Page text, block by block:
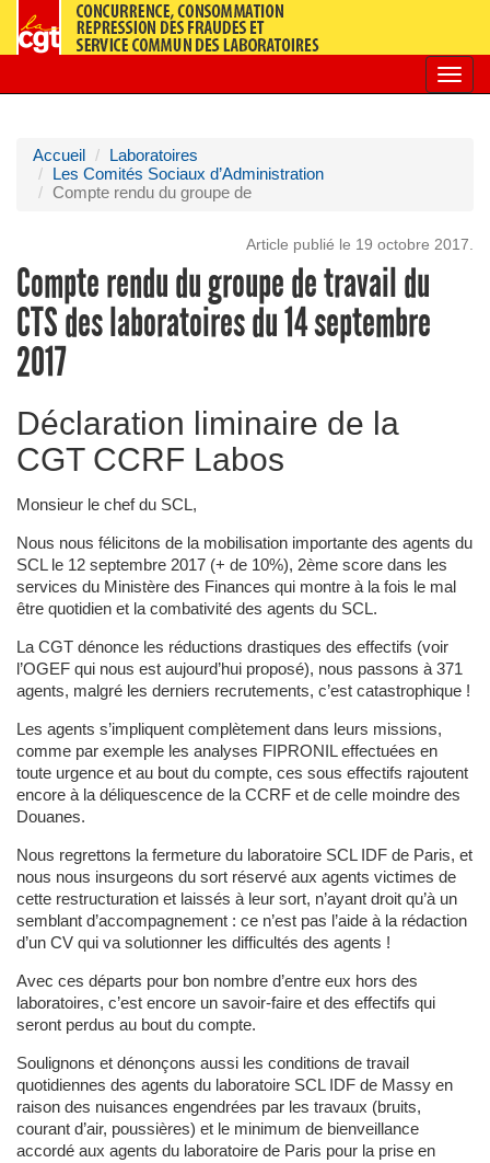
Accueil
Laboratoires
Les Comités Sociaux d’Administration
Compte rendu du groupe de
Article publié le 19 octobre 2017.
Compte rendu du groupe de travail du
CTS des laboratoires du 14 septembre
2017
Déclaration liminaire de la
CGT CCRF Labos
Monsieur le chef du SCL,
Nous nous félicitons de la mobilisation importante des agents du
SCL le 12 septembre 2017 (+ de 10%), 2ème score dans les
services du Ministère des Finances qui montre à la fois le mal
être quotidien et la combativité des agents du SCL.
La CGT dénonce les réductions drastiques des effectifs (voir
l’OGEF qui nous est aujourd’hui proposé), nous passons à 371
agents, malgré les derniers recrutements, c’est catastrophique !
Les agents s’impliquent complètement dans leurs missions,
comme par exemple les analyses FIPRONIL effectuées en
toute urgence et au bout du compte, ces sous effectifs rajoutent
encore à la déliquescence de la CCRF et de celle moindre des
Douanes.
Nous regrettons la fermeture du laboratoire SCL IDF de Paris, et
nous nous insurgeons du sort réservé aux agents victimes de
cette restructuration et laissés à leur sort, n’ayant droit qu’à un
semblant d’accompagnement : ce n’est pas l’aide à la rédaction
d’un CV qui va solutionner les difficultés des agents !
Avec ces départs pour bon nombre d’entre eux hors des
laboratoires, c’est encore un savoir-faire et des effectifs qui
seront perdus au bout du compte.
Soulignons et dénonçons aussi les conditions de travail
quotidiennes des agents du laboratoire SCL IDF de Massy en
raison des nuisances engendrées par les travaux (bruits,
courant d’air, poussières) et le minimum de bienveillance
accordé aux agents du laboratoire de Paris pour la prise en